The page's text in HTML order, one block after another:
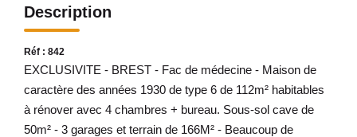
Description
Réf : 842
EXCLUSIVITE - BREST - Fac de médecine - Maison de
caractère des années 1930 de type 6 de 112m² habitables
à rénover avec 4 chambres + bureau. Sous-sol cave de
50m² - 3 garages et terrain de 166M² - Beaucoup de